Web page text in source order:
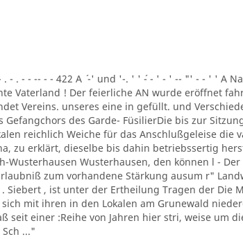
- . - - -- - - 422 A ´ -' und '-. ' ' ´- - ' - ' -- "' - - ' ' A
Vaterland ! Der feierliche AN wurde eröffnet
Vereins. unseres eine in gefüllt. und
Gefangchors des Garde- FüsilierDie bis zur
reichlich Weiche für das Anschlußgeleise die
zu erklärt, dieselbe bis dahin betriebssertig
Wusterhausen Wusterhausen, den können l -
zum vorhandene Stärkung ausum r"
Siebert , ist unter der Ertheilung Tragen der Die
mit ihren in den Lokalen am Grunewald
seit einer :Reihe von Jahren hier stri, weise um
..."